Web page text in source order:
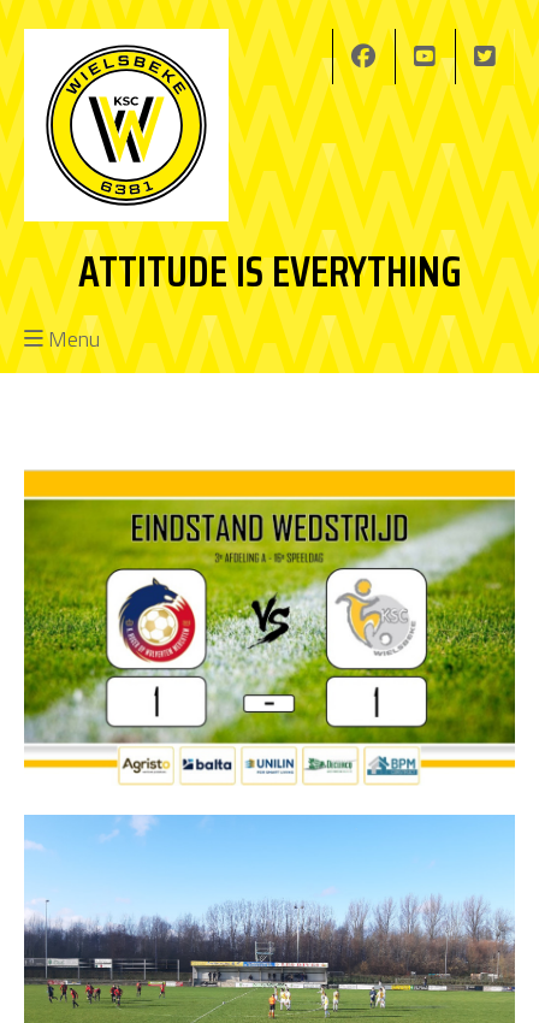
ATTITUDE IS EVERYTHING
Menu